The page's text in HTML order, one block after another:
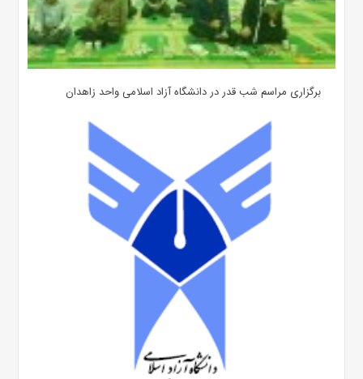
برگزاری مراسم شب قدر در دانشگاه آزاد اسلامی واحد زاهدان